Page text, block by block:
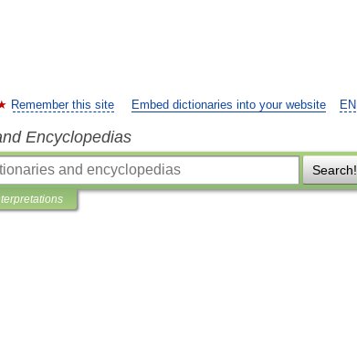
EN
Remember this site Embed dictionaries into your website
Encyclopedias
Search!